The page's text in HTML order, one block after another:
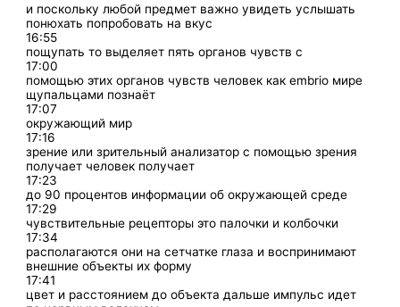
и поскольку любой предмет важно увидеть услышать
понюхать попробовать на вкус
16:55
пощупать то выделяет пять органов чувств с
17:00
помощью этих органов чувств человек как embrio мире
щупальцами познаёт
17:07
окружающий мир
17:16
зрение или зрительный анализатор с помощью зрения
получает человек получает
17:23
до 90 процентов информации об окружающей среде
17:29
чувствительные рецепторы это палочки и колбочки
17:34
располагаются они на сетчатке глаза и воспринимают
внешние объекты их форму
17:41
цвет и расстоянием до объекта дальше импульс идет